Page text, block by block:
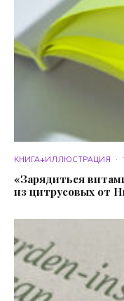
КНИГА+ИЛЛЮСТРАЦИЯ ·
«Зарядиться
из цитрусовых от